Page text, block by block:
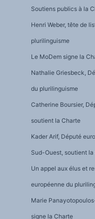
Soutiens publics à la
Henri Weber, tête de
plurilinguisme
Le MoDem signe la
Nathalie Griesbeck,
du plurilinguisme
Catherine Boursier,
soutient la Charte
Kader Arif, Député
Sud-Ouest, soutient la
Un appel aux élus et
européenne du
Marie
signe la Charte